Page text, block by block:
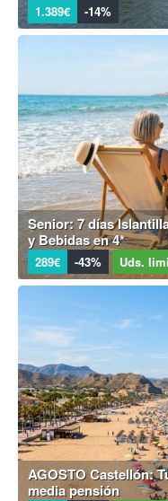
1.389€ -14%
Senior: 7 días
y Bebidas en 4*
289€ -43% Uds.
AGOSTO Castellón:
media pensión